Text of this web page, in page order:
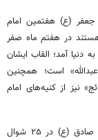
جعفر (ع) هفتمین امام
در هفتم ماه صفر
دنیا آمد؛ القاب ایشان
عبدالله» است؛ همچنین
» نیز از کنیه‌های امام
امام جعفر صادق (ع) در ۲۵ شوال